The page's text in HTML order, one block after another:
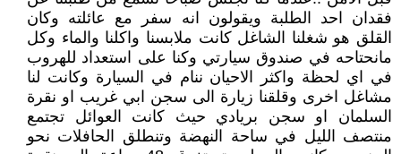
فقدان احد الطلبة ويقولون انه سفر مع عائلته وكان
القلق هو شغلنا الشاغل كانت ملابسنا واكلنا والماء وكل
مانحتاحه في صندوق سيارتي وكنا على استعداد للهروب
في اي لحظة واكثر الاحيان ننام في السيارة وكانت لنا
مشاغل اخرى وقلقنا زيارة الى سجن ابي غريب او نقرة
السلمان او سجن بريادي حيث كانت العوائل تجتمع
منتصف الليل في ساحة النهضة وتنطلق الحافلات نحو